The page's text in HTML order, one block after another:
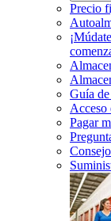
Precio
Guía
Acceso
Pagar